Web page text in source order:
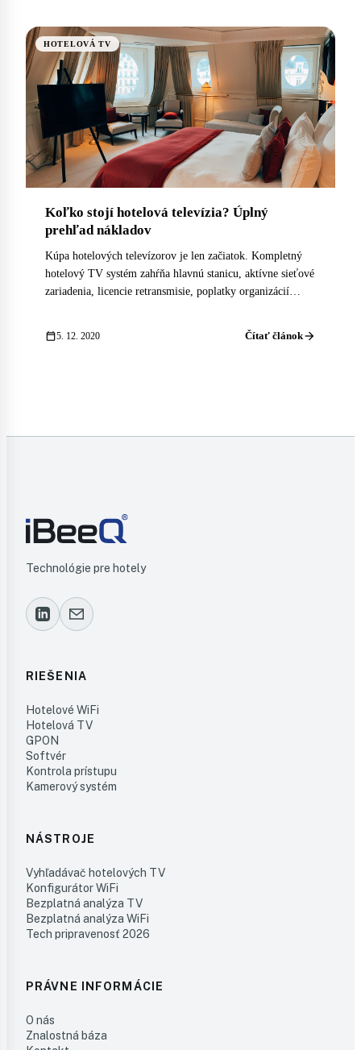
HOTELOVÁ TV
Koľko stojí hotelová televízia? Úplný
prehľad nákladov
Kúpa hotelových televízorov je len začiatok. Kompletný
hotelový TV systém zahŕňa hlavnú stanicu, aktívne sieťové
zariadenia, licencie retransmisie, poplatky organizácií
calendar_today5. 12. 2020 Čítať článokarrow_forward
Technológie pre hotely
RIEŠENIA
Hotelové WiFi
Hotelová TV
GPON
Softvér
Kontrola prístupu
Kamerový systém
NÁSTROJE
Vyhľadávač hotelových TV
Konfigurátor WiFi
Bezplatná analýza TV
Bezplatná analýza WiFi
Tech pripravenosť 2026
PRÁVNE INFORMÁCIE
O nás
Znalostná báza